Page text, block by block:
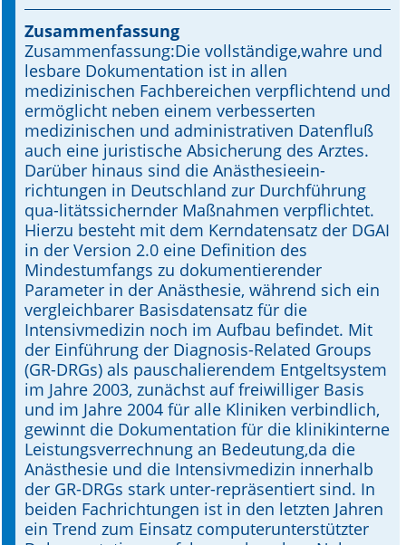
A&I English
Mediadaten
Autoren-Service
Bestell-Service
Stellenmarkt
Kongresskalender
Zusammenfassung
Zusammenfassung:Die vollständige,wahre und
lesbare Dokumentation ist in allen
medizinischen Fachbereichen verpflichtend und
ermöglicht neben einem verbesserten
medizinischen und administrativen Datenfluß
auch eine juristische Absicherung des Arztes.
Darüber hinaus sind die Anästhesieein-
richtungen in Deutschland zur Durchführung
qua-litätssichernder Maßnahmen verpflichtet.
Hierzu besteht mit dem Kerndatensatz der DGAI
in der Version 2.0 eine Definition des
Mindestumfangs zu dokumentierender
Parameter in der Anästhesie, während sich ein
vergleichbarer Basisdatensatz für die
Intensivmedizin noch im Aufbau befindet. Mit
der Einführung der Diagnosis-Related Groups
(GR-DRGs) als pauschalierendem Entgeltsystem
im Jahre 2003, zunächst auf freiwilliger Basis
und im Jahre 2004 für alle Kliniken verbindlich,
gewinnt die Dokumentation für die klinikinterne
Leistungsverrechnung an Bedeutung,da die
Anästhesie und die Intensivmedizin innerhalb
der GR-DRGs stark unter-repräsentiert sind. In
beiden Fachrichtungen ist in den letzten Jahren
ein Trend zum Einsatz computerunterstützter